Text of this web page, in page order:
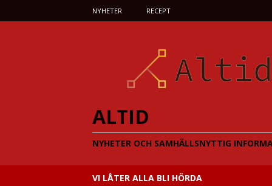
NYHETER RECEPT
ALTID
NYHETER OCH SAMHÄLLSNYTTIG
VI LÅTER ALLA BLI HÖRDA